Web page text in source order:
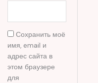
Сохранить моё
имя, email и
адрес сайта в
этом браузере
для